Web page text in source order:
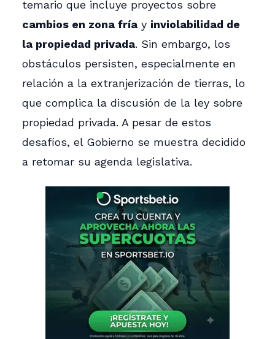
temario que incluye proyectos sobre
cambios en zona fría y inviolabilidad de
la propiedad privada. Sin embargo, los
obstáculos persisten, especialmente en
relación a la extranjerización de tierras, lo
que complica la discusión de la ley sobre
propiedad privada. A pesar de estos
desafíos, el Gobierno se muestra decidido
a retomar su agenda legislativa.